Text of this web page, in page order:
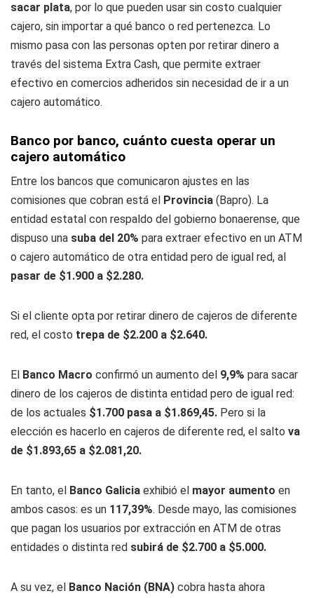
sacar plata, por lo que pueden usar sin costo cualquier
cajero, sin importar a qué banco o red pertenezca. Lo
mismo pasa con las personas opten por retirar dinero a
través del sistema Extra Cash, que permite extraer
efectivo en comercios adheridos sin necesidad de ir a un
cajero automático.
Banco por banco, cuánto cuesta operar un
cajero automático
Entre los bancos que comunicaron ajustes en las
comisiones que cobran está el Provincia (Bapro). La
entidad estatal con respaldo del gobierno bonaerense, que
dispuso una suba del 20% para extraer efectivo en un ATM
o cajero automático de otra entidad pero de igual red, al
pasar de $1.900 a $2.280.
Si el cliente opta por retirar dinero de cajeros de diferente
red, el costo trepa de $2.200 a $2.640.
El Banco Macro confirmó un aumento del 9,9% para sacar
dinero de los cajeros de distinta entidad pero de igual red:
de los actuales $1.700 pasa a $1.869,45. Pero si la
elección es hacerlo en cajeros de diferente red, el salto va
de $1.893,65 a $2.081,20.
En tanto, el Banco Galicia exhibió el mayor aumento en
ambos casos: es un 117,39%. Desde mayo, las comisiones
que pagan los usuarios por extracción en ATM de otras
entidades o distinta red subirá de $2.700 a $5.000.
A su vez, el Banco Nación (BNA) cobra hasta ahora